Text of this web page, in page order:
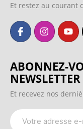
Et restez au courant
ABONNEZ-
NEWSLETTER
Et recevez nos